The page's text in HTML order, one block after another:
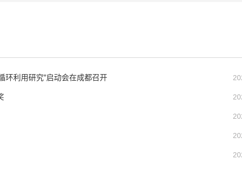
环利用研究”启动会在成都召开